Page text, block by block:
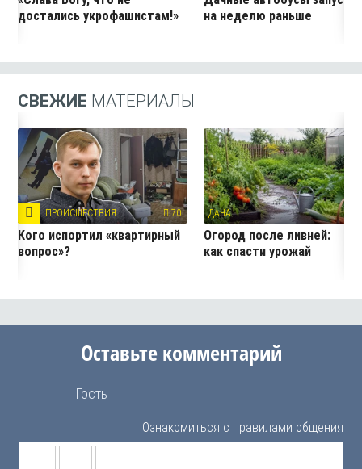
достались укрофашистам!»
на неделю раньше
СВЕЖИЕ МАТЕРИАЛЫ
ПРОИСШЕСТВИЯ 70
Кого испортил «квартирный
вопрос»?
ДАЧА
Огород после ливней:
как спасти урожай
Оставьте комментарий
Гость
Ознакомиться с правилами общения